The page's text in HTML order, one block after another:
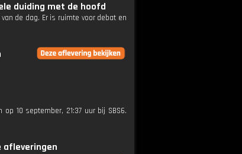
duiding met de hoofd
de dag. Er is ruimte voor debat en
10 september, 21:37 uur bij SBS6.
afleveringen